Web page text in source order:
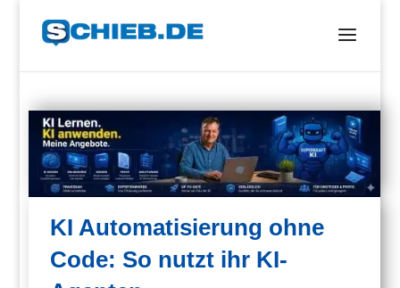
KI Automatisierung ohne
Code: So nutzt ihr KI-